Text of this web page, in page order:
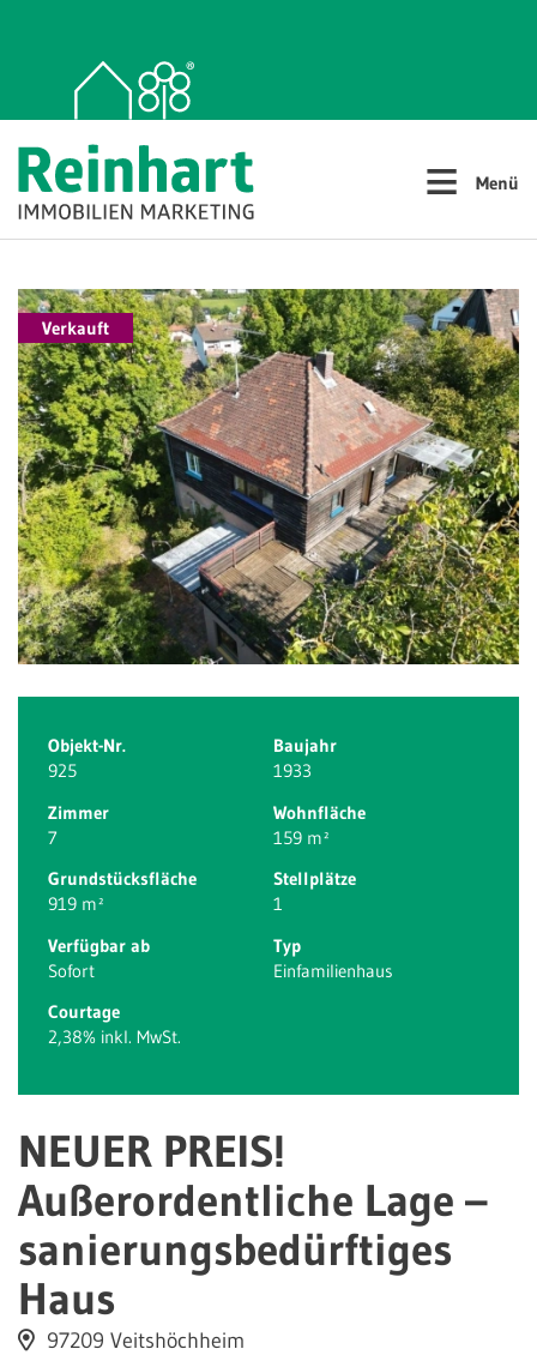
≡ Menü
Verkauft
Objekt-Nr.
925
Baujahr
1933
Zimmer
7
Wohnfläche
159 m²
Grundstücksfläche
919 m²
Stellplätze
1
Verfügbar ab
Sofort
Typ
Einfamilienhaus
Courtage
2,38% inkl. MwSt.
NEUER PREIS!
Außerordentliche Lage –
sanierungsbedürftiges
Haus
97209 Veitshöchheim